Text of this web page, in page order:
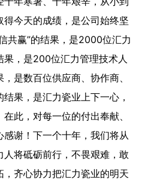
得今天的成绩，是公司始终坚
共赢”的结果，是2000位汇力
果，是200位汇力管理技术人
是数百位供应商、协作商、
果，是汇力瓷业上下一心，
此，对每一位的付出奉献、
感谢！下一个十年，我们将从
人将砥砺前行，不畏艰难，敢
，齐心协力把汇力瓷业的明天